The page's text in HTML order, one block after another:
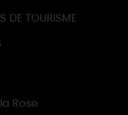
DE TOURISME
Rose